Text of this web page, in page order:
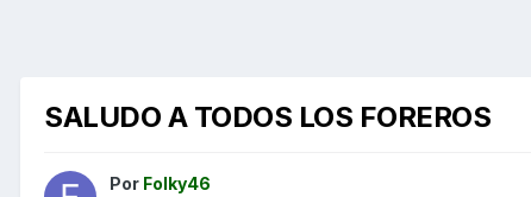
SALUDO A TODOS LOS FOREROS
Por Folky46